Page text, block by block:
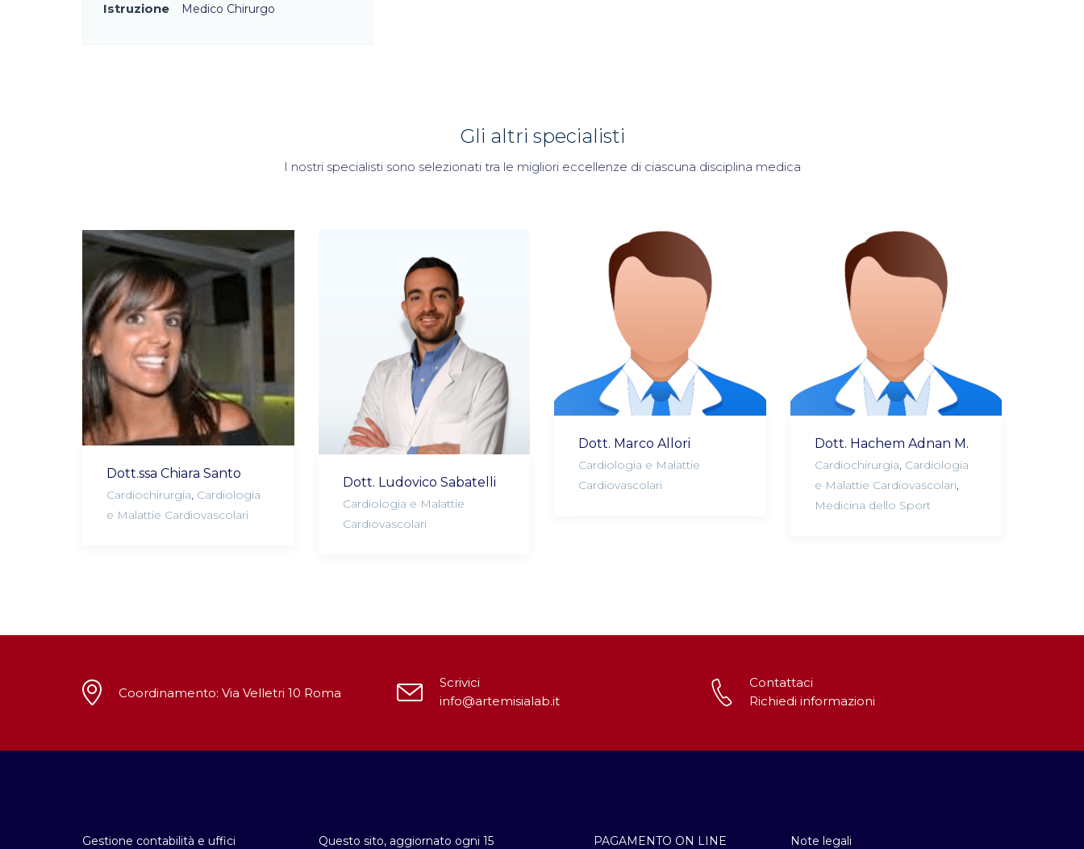
Istruzione Medico Chirurgo
Gli altri specialisti
I nostri specialisti sono selezionati tra le migliori eccellenze di ciascuna disciplina medica
Dott.ssa Chiara Santo
Cardiochirurgia, Cardiologia
e Malattie Cardiovascolari
Dott. Ludovico Sabatelli
Cardiologia e Malattie
Cardiovascolari
Dott. Marco Allori
Cardiologia e Malattie
Cardiovascolari
Dott. Hachem Adnan M.
Cardiochirurgia Cardiologia
e Malattie Cardiovascolari,
Medicina dello Sport
Coordinamento: Via Velletri 10 Roma
Scrivici
info@artemisialab.it
Contattaci
Richiedi informazioni
Gestione contabilità e uffici
Questo sito, aggiornato ogni 15
PAGAMENTO ON LINE
Note legali